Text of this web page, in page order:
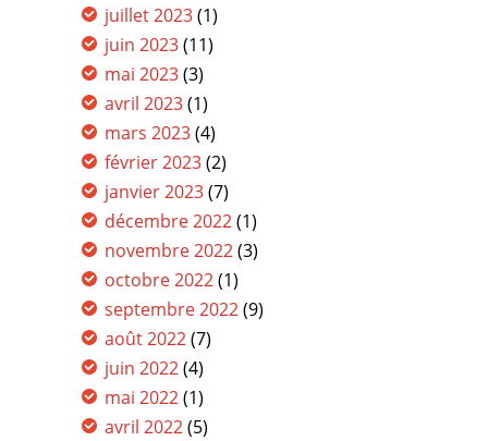
juillet 2023(1)
juin 2023(11)
mai 2023(3)
avril 2023(1)
mars 2023(4)
février 2023(2)
janvier 2023(7)
décembre 2022(1)
novembre 2022(3)
octobre 2022(1)
septembre 2022(9)
août 2022(7)
juin 2022(4)
mai 2022(1)
avril 2022(5)